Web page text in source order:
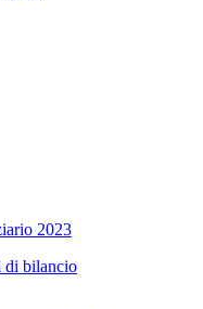
2023
di bilancio